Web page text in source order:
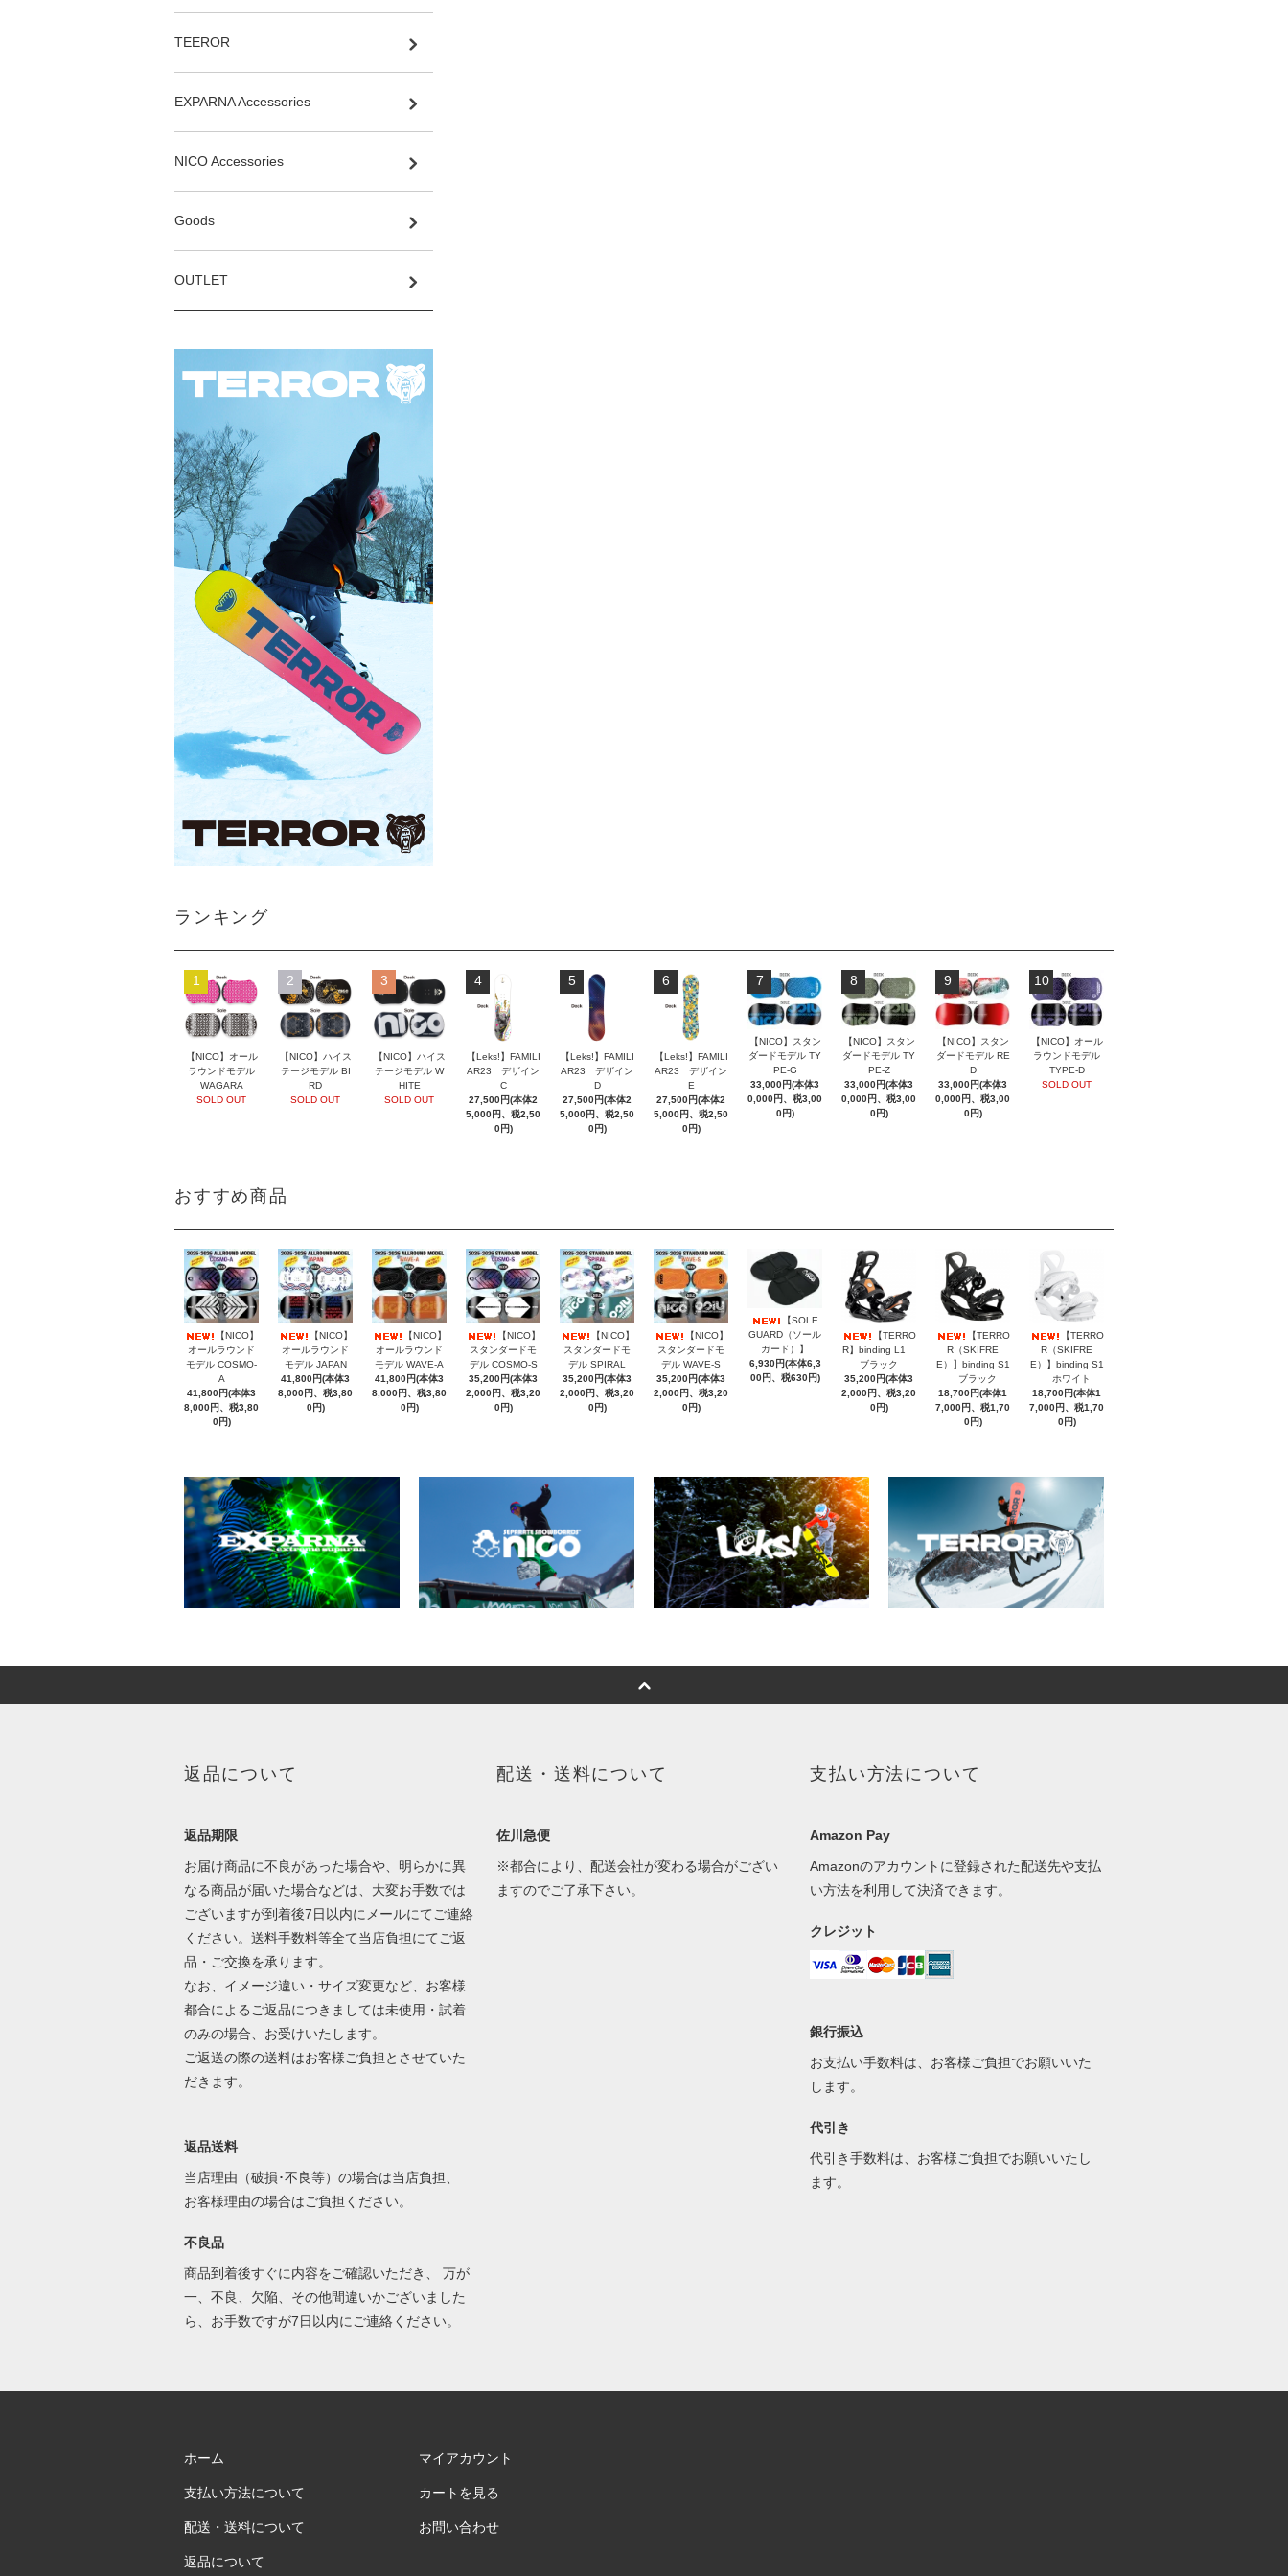
TEEROR
EXPARNA Accessories
NICO Accessories
Goods
OUTLET
ランキング
1
【NICO】オール
ラウンドモデル
WAGARA
SOLD OUT
2
【NICO】ハイス
テージモデル BI
RD
SOLD OUT
3
【NICO】ハイス
テージモデル W
HITE
SOLD OUT
4
【Leks!】FAMILI
AR23 デザイン
C
27,500円(本体2
5,000円、税2,50
0円)
5
【Leks!】FAMILI
AR23 デザイン
D
27,500円(本体2
5,000円、税2,50
0円)
6
【Leks!】FAMILI
AR23 デザイン
E
27,500円(本体2
5,000円、税2,50
0円)
7
【NICO】スタン
ダードモデル TY
PE-G
33,000円(本体3
0,000円、税3,00
0円)
8
【NICO】スタン
ダードモデル TY
PE-Z
33,000円(本体3
0,000円、税3,00
0円)
9
【NICO】スタン
ダードモデル RE
D
33,000円(本体3
0,000円、税3,00
0円)
10
【NICO】オール
ラウンドモデル
TYPE-D
SOLD OUT
おすすめ商品
【NICO】
オールラウンド
モデル COSMO-
A
41,800円(本体3
8,000円、税3,80
0円)
【NICO】
オールラウンド
モデル JAPAN
41,800円(本体3
8,000円、税3,80
0円)
【NICO】
オールラウンド
モデル WAVE-A
41,800円(本体3
8,000円、税3,80
0円)
【NICO】
スタンダードモ
デル COSMO-S
35,200円(本体3
2,000円、税3,20
0円)
【NICO】
スタンダードモ
デル SPIRAL
35,200円(本体3
2,000円、税3,20
0円)
【NICO】
スタンダードモ
デル WAVE-S
35,200円(本体3
2,000円、税3,20
0円)
【SOLE
GUARD（ソール
ガード）】
6,930円(本体6,3
00円、税630円)
【TERRO
R】binding L1
ブラック
35,200円(本体3
2,000円、税3,20
0円)
【TERRO
R（SKIFRE
E）】binding S1
ブラック
18,700円(本体1
7,000円、税1,70
0円)
【TERRO
R（SKIFRE
E）】binding S1
ホワイト
18,700円(本体1
7,000円、税1,70
0円)
返品について
返品期限
お届け商品に不良があった場合や、明らかに異
なる商品が届いた場合などは、大変お手数では
ございますが到着後7日以内にメールにてご連絡
ください。送料手数料等全て当店負担にてご返
品・ご交換を承ります。
なお、イメージ違い・サイズ変更など、お客様
都合によるご返品につきましては未使用・試着
のみの場合、お受けいたします。
ご返送の際の送料はお客様ご負担とさせていた
だきます。
返品送料
当店理由（破損･不良等）の場合は当店負担、
お客様理由の場合はご負担ください。
不良品
商品到着後すぐに内容をご確認いただき、 万が
一、不良、欠陥、その他間違いかございました
ら、お手数ですが7日以内にご連絡ください。
配送・送料について
佐川急便
※都合により、配送会社が変わる場合がござい
ますのでご了承下さい。
支払い方法について
Amazon Pay
Amazonのアカウントに登録された配送先や支払
い方法を利用して決済できます。
クレジット
銀行振込
お支払い手数料は、お客様ご負担でお願いいた
します。
代引き
代引き手数料は、お客様ご負担でお願いいたし
ます。
ホーム
支払い方法について
配送・送料について
返品について
マイアカウント
カートを見る
お問い合わせ